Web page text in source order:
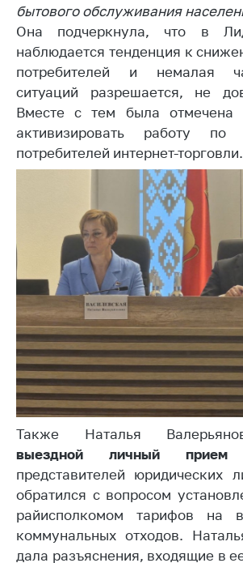
Идеологическая
работа
Официальные
геральдические
символы
5 лет МАРТ
Деятельность
Ценовая политика
Антимонопольное
регулирование и
конкуренция
Торговля и услуги
Регулирование и
контроль закупок
Защита прав
потребителей
Регулирование
рекламной
деятельности
Международное
сотрудничество
Применение мер
нетарифного
регулирования
бытового обслуживания
Она подчеркнула, что в
наблюдается тенденция к
потребителей и немалая
ситуаций разрешается, не
Вместе с тем была отмечена
активизировать работу
потребителей интернет-торговли.
Также Наталья
выездной личный прием
представителей юридических
обратился с вопросом
райисполкомом тарифов на
коммунальных отходов.
дала разъяснения, входящие в